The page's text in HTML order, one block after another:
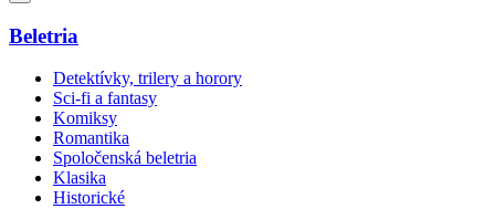
Beletria
Detektívky, trilery a horory
Sci-fi a fantasy
Komiksy
Romantika
Spoločenská beletria
Klasika
Historické